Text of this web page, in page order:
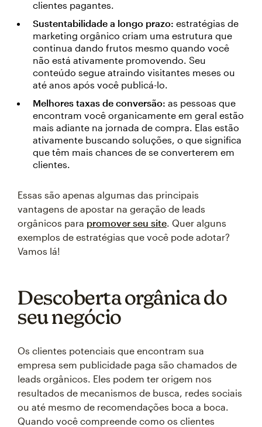
clientes pagantes.
Sustentabilidade a longo prazo: estratégias de
marketing orgânico criam uma estrutura que
continua dando frutos mesmo quando você
não está ativamente promovendo. Seu
conteúdo segue atraindo visitantes meses ou
até anos após você publicá-lo.
Melhores taxas de conversão: as pessoas que
encontram você organicamente em geral estão
mais adiante na jornada de compra. Elas estão
ativamente buscando soluções, o que significa
que têm mais chances de se converterem em
clientes.
Essas são apenas algumas das principais
vantagens de apostar na geração de leads
orgânicos para promover seu site. Quer alguns
exemplos de estratégias que você pode adotar?
Vamos lá!
Descoberta orgânica do
seu negócio
Os clientes potenciais que encontram sua
empresa sem publicidade paga são chamados de
leads orgânicos. Eles podem ter origem nos
resultados de mecanismos de busca, redes sociais
ou até mesmo de recomendações boca a boca.
Quando você compreende como os clientes